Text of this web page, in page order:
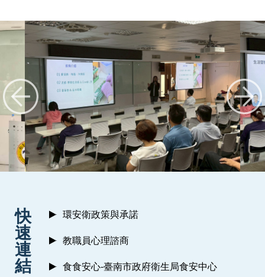
快
速
連
結
環安衛政策與承諾
教職員心理諮商
食食安心-臺南市政府衛生局食安中心